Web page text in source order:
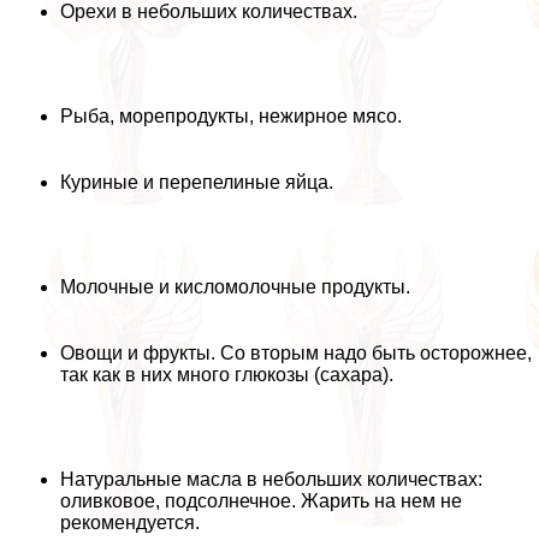
Орехи в небольших количествах.
Рыба, морепродукты, нежирное мясо.
Куриные и перепелиные яйца.
Молочные и кисломолочные продукты.
Овощи и фрукты. Со вторым надо быть осторожнее,
так как в них много глюкозы (сахара).
Натуральные масла в небольших количествах:
оливковое, подсолнечное. Жарить на нем не
рекомендуется.